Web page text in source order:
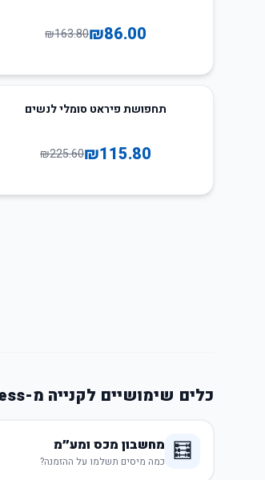
₪86.00
₪163.80
תחפושת פיראט סומלי לנשים
₪115.80
₪225.60
כלים שימושיים לקנייה מ-AliExpress
🧮 מחשבון מכס ומע״מ
כמה מיסים תשלמו על ההזמנה?